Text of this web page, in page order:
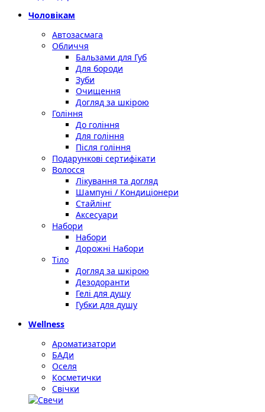
Чоловікам
Автозасмага
Обличчя
Бальзами для Губ
Для бороди
Зуби
Очищення
Догляд за шкірою
Гоління
До гоління
Для гоління
Після гоління
Подарункові сертифікати
Волосся
Лікування та догляд
Шампуні / Кондиціонери
Стайлінг
Аксесуари
Набори
Набори
Дорожні Набори
Тіло
Догляд за шкірою
Дезодоранти
Гелі для душу
Губки для душу
Wellness
Ароматизатори
БАДи
Оселя
Косметички
Свічки